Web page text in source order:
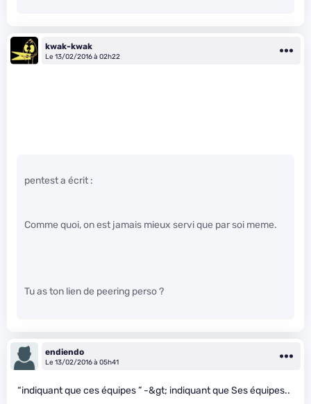
kwak-kwak
Le 13/02/2016 à 02h22
pentest a écrit :
Comme quoi, on est jamais mieux servi que par soi meme.
Tu as ton lien de peering perso ?
endiendo
Le 13/02/2016 à 05h41
“indiquant que ces équipes ” -&gt; indiquant que Ses équipes..